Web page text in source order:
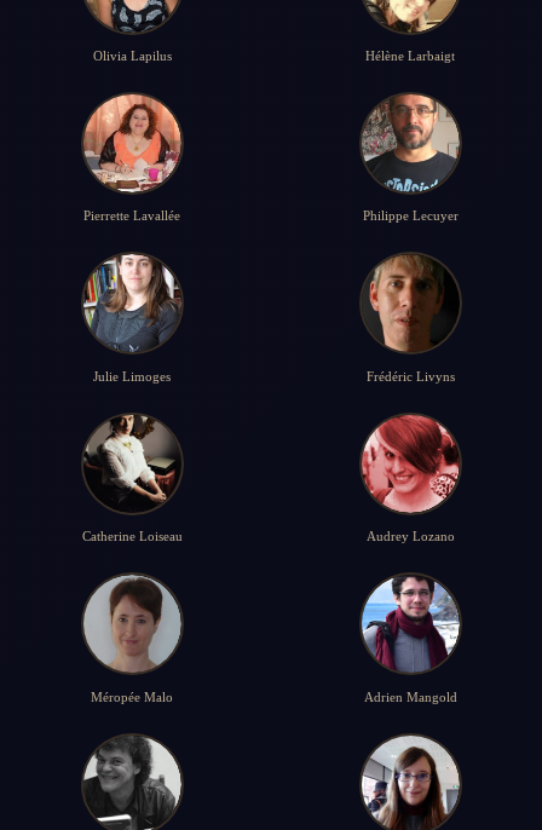
Olivia Lapilus Hélène Larbaigt
Pierrette Lavallée Philippe Lecuyer
Julie Limoges Frédéric Livyns
Catherine Loiseau Audrey Lozano
Méropée Malo Adrien Mangold